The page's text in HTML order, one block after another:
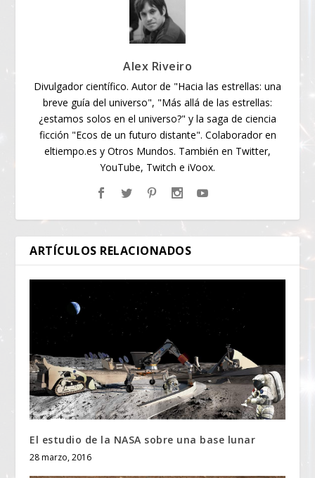
Alex Riveiro
Divulgador científico. Autor de "Hacia las estrellas: una
breve guía del universo", "Más allá de las estrellas:
¿estamos solos en el universo?" y la saga de ciencia
ficción "Ecos de un futuro distante". Colaborador en
eltiempo.es y Otros Mundos. También en Twitter,
YouTube, Twitch e iVoox.
ARTÍCULOS RELACIONADOS
El estudio de la NASA sobre una base lunar
28 marzo, 2016